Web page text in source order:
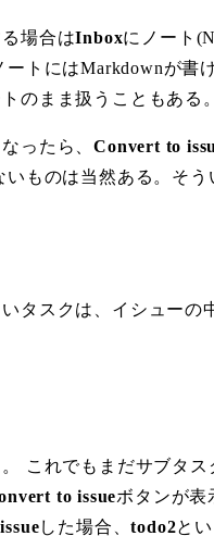
場合はInboxにノート
トにはMarkdownが
のまま扱うこともある。
ったら、Convert to
ものは当然ある。そ
タスクは、イシューの
これでもまだサブタ
to issueボタンが表
した場合、todo2と